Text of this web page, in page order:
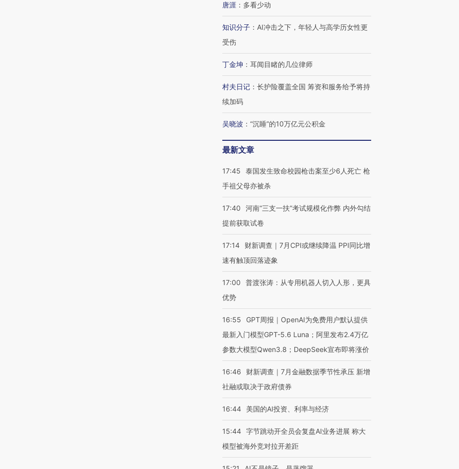
唐涯 ： 多看少动
知识分子 ： AI冲击之下，年轻人与高学历女性更
受伤
丁金坤 ： 耳闻目睹的几位律师
村夫日记 ： 长护险覆盖全国 筹资和服务给予将持
续加码
吴晓波 ： “沉睡”的10万亿元公积金
最新文章
17:45
泰国发生致命校园枪击案至少6人死亡 枪
手祖父母亦被杀
17:40
河南“三支一扶”考试规模化作弊 内外勾结
提前获取试卷
17:14
财新调查｜7月CPI或继续降温 PPI同比增
速有触顶回落迹象
17:00
普渡张涛：从专用机器人切入人形，更具
优势
16:55
GPT周报｜OpenAI为免费用户默认提供
最新入门模型GPT-5.6 Luna；阿里发布2.4万亿
参数大模型Qwen3.8；DeepSeek宣布即将涨价
16:46
财新调查｜7月金融数据季节性承压 新增
社融或取决于政府债券
16:44 美国的AI投资、利率与经济
15:44 字节跳动开全员会复盘AI业务进展 称大
模型被海外竞对拉开差距